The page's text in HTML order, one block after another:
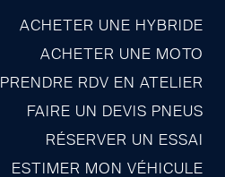
ACHETER UNE HYBRIDE
ACHETER UNE MOTO
PRENDRE RDV EN ATELIER
FAIRE UN DEVIS PNEUS
RÉSERVER UN ESSAI
ESTIMER MON VÉHICULE